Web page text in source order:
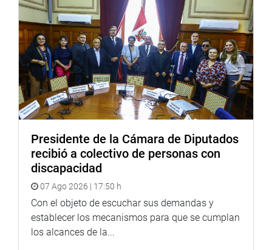
que se invite al presidente del Comando Conjunto de las
FF.AA. para que explique las razones por las cuales se
estaría a favor de vender a una empresa chilena parte del
territorio peruano dentro de los 50 kilómetros para la
construcción de un centro comercial. “Alguien tiene que
responder por ello”, dijo a su vez la congresista Lourdes
Alcorta. Pidió la presencia del presidente del gabinete
Fernando Zavala y del titular de Defensa.
conjunta y reservada con la Comisión de Inteligencia para
que se informe sobre el trabajo de seguimiento a Sendero
Luminoso y el Movadef y una probable infiltración en
todas las instancias del Estado (incluyendo el
magisterio), la academia y las universidades.
Preguntó por la labor de Devida y la vigilancia en
Presidente de la Cámara de Diputados
recibió a colectivo de personas con
discapacidad
07 Ago 2026 | 17:50 h
Con el objeto de escuchar sus demandas y
establecer los mecanismos para que se cumplan
los alcances de la...